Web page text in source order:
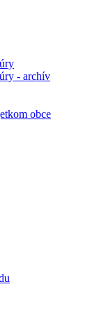
- archív
obce